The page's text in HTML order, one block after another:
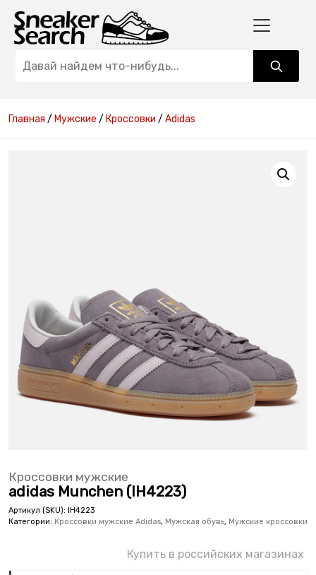
Главная / Мужские / Кроссовки / Adidas
Кроссовки мужские
adidas Munchen (IH4223)
Артикул (SKU):
IH4223
Категории: Кроссовки мужские Adidas, Мужская обувь, Мужские кроссовки
Купить в российских магазинах